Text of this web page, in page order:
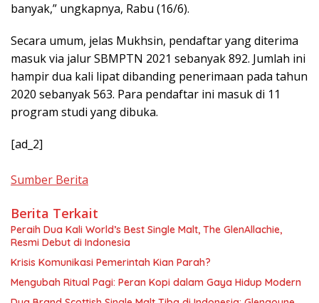
banyak,” ungkapnya, Rabu (16/6).
Secara umum, jelas Mukhsin, pendaftar yang diterima
masuk via jalur SBMPTN 2021 sebanyak 892. Jumlah ini
hampir dua kali lipat dibanding penerimaan pada tahun
2020 sebanyak 563. Para pendaftar ini masuk di 11
program studi yang dibuka.
[ad_2]
Sumber Berita
Berita Terkait
Peraih Dua Kali World’s Best Single Malt, The GlenAllachie,
Resmi Debut di Indonesia
Krisis Komunikasi Pemerintah Kian Parah?
Mengubah Ritual Pagi: Peran Kopi dalam Gaya Hidup Modern